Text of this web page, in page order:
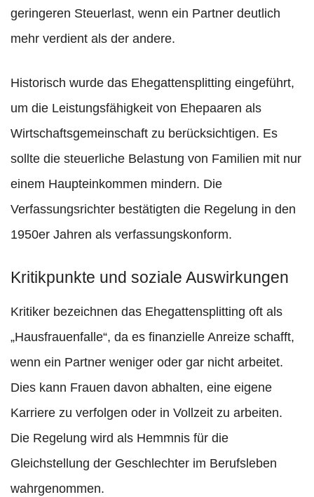
geringeren Steuerlast, wenn ein Partner deutlich
mehr verdient als der andere.
Historisch wurde das Ehegattensplitting eingeführt,
um die Leistungsfähigkeit von Ehepaaren als
Wirtschaftsgemeinschaft zu berücksichtigen. Es
sollte die steuerliche Belastung von Familien mit nur
einem Haupteinkommen mindern. Die
Verfassungsrichter bestätigten die Regelung in den
1950er Jahren als verfassungskonform.
Kritikpunkte und soziale Auswirkungen
Kritiker bezeichnen das Ehegattensplitting oft als
„Hausfrauenfalle“, da es finanzielle Anreize schafft,
wenn ein Partner weniger oder gar nicht arbeitet.
Dies kann Frauen davon abhalten, eine eigene
Karriere zu verfolgen oder in Vollzeit zu arbeiten.
Die Regelung wird als Hemmnis für die
Gleichstellung der Geschlechter im Berufsleben
wahrgenommen.